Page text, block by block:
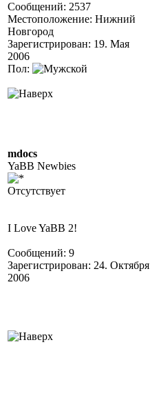
Сообщений: 2537
Местоположение: Нижний
Новгород
Зарегистрирован: 19. Мая
2006
Пол:
mdocs
YaBB Newbies
Отсутствует
I Love YaBB 2!
Сообщений: 9
Зарегистрирован: 24. Октября
2006